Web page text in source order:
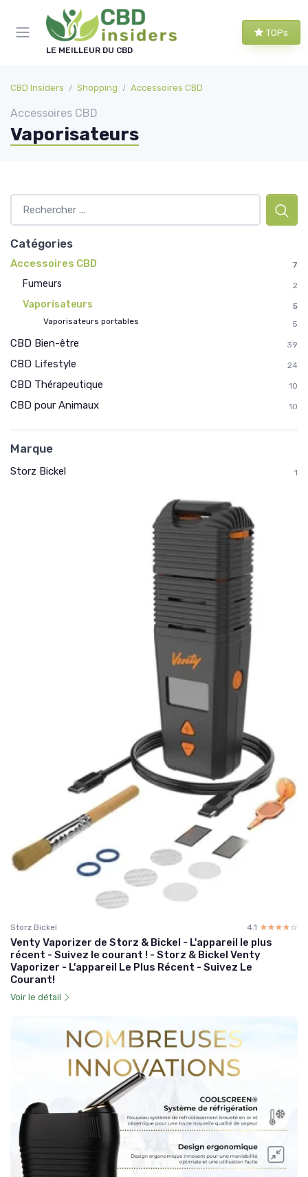
LE MEILLEUR DU CBD
TOPs
CBD Insiders Shopping Accessoires CBD
Accessoires CBD
Vaporisateurs
Catégories
Accessoires CBD 7
Fumeurs 2
Vaporisateurs
5
Vaporisateurs portables
5
CBD Bien-être 39
CBD Lifestyle 24
CBD Thérapeutique 10
CBD pour Animaux 10
Marque
Storz Bickel 1
Storz Bickel 4.1 ☆☆☆☆☆
★★★★★
Venty Vaporizer de Storz & Bickel - L'appareil le plus
récent - Suivez le courant ! - Storz & Bickel Venty
Vaporizer - L'appareil Le Plus Récent - Suivez Le
Courant!
Voir le détail
Panneau de gestion des cookies